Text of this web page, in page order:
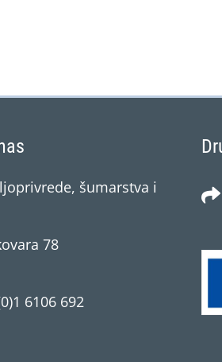
šumarstva i
78
6106 692